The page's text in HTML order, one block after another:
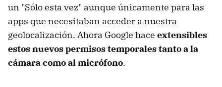
un "Sólo esta vez" aunque únicamente para las
apps que necesitaban acceder a nuestra
geolocalización. Ahora Google hace extensibles
estos nuevos permisos temporales tanto a la
cámara como al micrófono.